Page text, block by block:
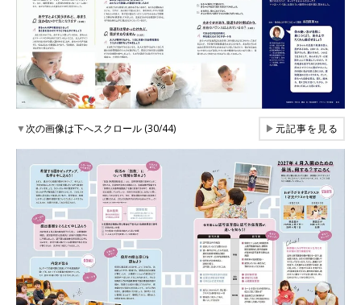
▼次の画像は下へスクロール (30/44) ▶元記事を見る